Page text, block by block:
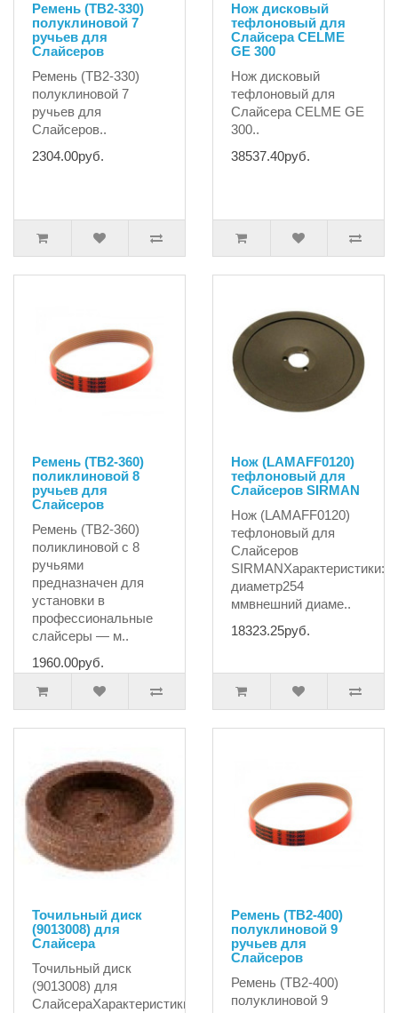
Ремень (TB2-330)
полуклиновой 7
ручьев для
Слайсеров
Ремень (TB2-330)
полуклиновой 7
ручьев для
Слайсеров..
2304.00руб.
Нож дисковый
тефлоновый для
Слайсера CELME
GE 300
Нож дисковый
тефлоновый для
Слайсера CELME GE
300..
38537.40руб.
Ремень (TB2-360)
поликлиновой 8
ручьев для
Слайсеров
Ремень (TB2-360)
поликлиновой с 8
ручьями
предназначен для
установки в
профессиональные
слайсеры — м..
1960.00руб.
Нож (LAMAFF0120)
тефлоновый для
Слайсеров SIRMAN
Нож (LAMAFF0120)
тефлоновый для
Слайсеров
диаметр254
ммвнешний диаме..
18323.25руб.
Точильный диск
(9013008) для
Слайсера
Точильный диск
(9013008) для
СлайсераХарактеристики:диаметр45
Ремень (TB2-400)
полуклиновой 9
ручьев для
Слайсеров
Ремень (TB2-400)
полуклиновой 9